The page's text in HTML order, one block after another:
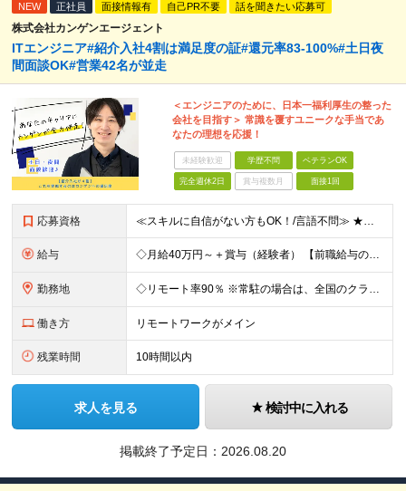
NEW 正社員 面接情報有 自己PR不要 話を聞きたい応募可
株式会社カンゲンエージェント
ITエンジニア#紹介入社4割は満足度の証#還元率83-100%#土日夜
間面談OK#営業42名が並走
＜エンジニアのために、日本一福利厚生の整った
会社を目指す＞ 常識を覆すユニークな手当であ
なたの理想を応援！
未経験歓迎 学歴不問 ベテランOK
完全週休2日 賞与複数月 面接1回
応募資格 ≪スキルに自信がない方もOK！/言語不問≫ ★第二新卒歓迎・ブランクがある方も歓迎！ ◆学歴不問 ◆微経験OK（何らかのエンジニア実務経験を1年以上お持ちの方） ＼エンジニアの皆様の不満を解決しま
給与 ◇月給40万円～＋賞与（経験者） 【前職給与の総収入額を保証】 ※上記には固定残業代（30時間分／6万7000円～）が含まれています。超過分は時間外手当を別途支給。 ※試用期間3ヶ月（期間中は契約社員
勤務地 ◇リモート率90％ ※常駐の場合は、全国のクライアント案件にアサイン予定（東京・神奈川・埼玉・千葉・愛知・大阪・福岡メイン） 【拠点】 ◆本社／東京都渋谷区道玄坂1丁目10番8号 渋谷道玄坂東急ビル
働き方 リモートワークがメイン
残業時間 10時間以内
求人を見る 検討中に入れる
掲載終了予定日： 2026.08.20